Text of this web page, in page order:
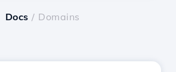
Docs / Domains